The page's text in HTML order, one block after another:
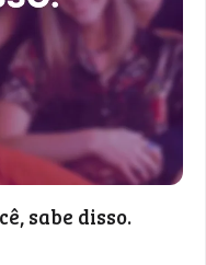
sabe disso.